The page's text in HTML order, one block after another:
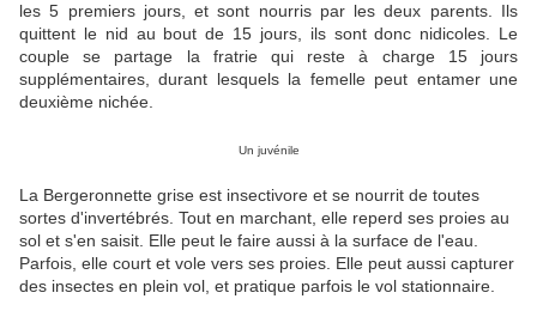
les 5 premiers jours, et sont nourris par les deux parents. Ils
quittent le nid au bout de 15 jours, ils sont donc nidicoles. Le
couple se partage la fratrie qui reste à charge 15 jours
supplémentaires, durant lesquels la femelle peut entamer une
deuxième nichée.
Un juvénile
La Bergeronnette grise est insectivore et se nourrit de toutes
sortes d'invertébrés. Tout en marchant, elle reperd ses proies au
sol et s'en saisit. Elle peut le faire aussi à la surface de l'eau.
Parfois, elle court et vole vers ses proies. Elle peut aussi capturer
des insectes en plein vol, et pratique parfois le vol stationnaire.